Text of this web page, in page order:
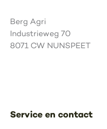
Service en contact
Berg Agri
Industrieweg 70
8071 CW NUNSPEET